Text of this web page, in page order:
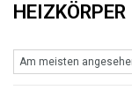
HEIZKÖRPER